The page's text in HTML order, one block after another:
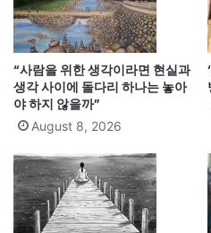
“사람을 위한 생각이라면 현실과
생각 사이에 돌다리 하나는 놓아
야 하지 않을까”
August 8, 2026